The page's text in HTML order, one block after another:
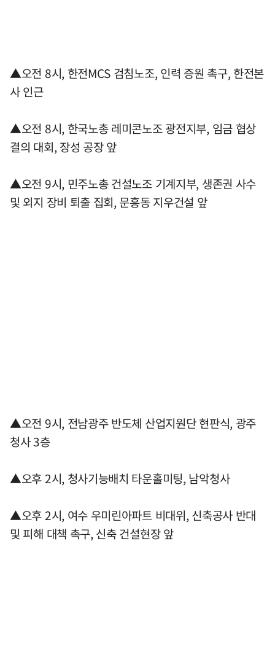
▲오전 8시, 한전MCS 검침노조, 인력 증원 촉구, 한전본
사 인근
▲오전 8시, 한국노총 레미콘노조 광전지부, 임금 협상
결의 대회, 장성 공장 앞
▲오전 9시, 민주노총 건설노조 기계지부, 생존권 사수
및 외지 장비 퇴출 집회, 문흥동 지우건설 앞
▲오전 9시, 전남광주 반도체 산업지원단 현판식, 광주
청사 3층
▲오후 2시, 청사기능배치 타운홀미팅, 남악청사
▲오후 2시, 여수 우미린아파트 비대위, 신축공사 반대
및 피해 대책 촉구, 신축 건설현장 앞